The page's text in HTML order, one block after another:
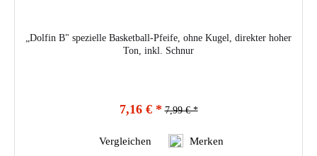
„Dolfin B" spezielle Basketball-Pfeife, ohne Kugel, direkter hoher
Ton, inkl. Schnur
7,16 € * 7,99 € *
Vergleichen Merken